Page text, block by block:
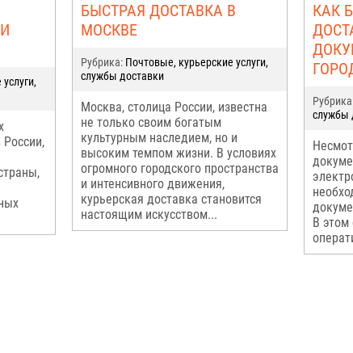
России,
БЫСТРАЯ ДОСТАВКА В
МОСКВЕ
Рубрика: Почтовые, курьерские услуги,
службы доставки
Москва, столица России, известна
не только своим богатым
культурным наследием, но и
высоким темпом жизни. В условиях
огромного городского пространства
и интенсивного движения,
курьерская доставка становится
настоящим искусством...
КАК
службы
В этом